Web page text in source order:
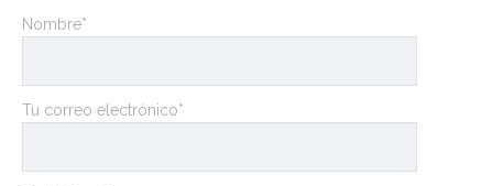
Nombre*
Tu correo electrónico*